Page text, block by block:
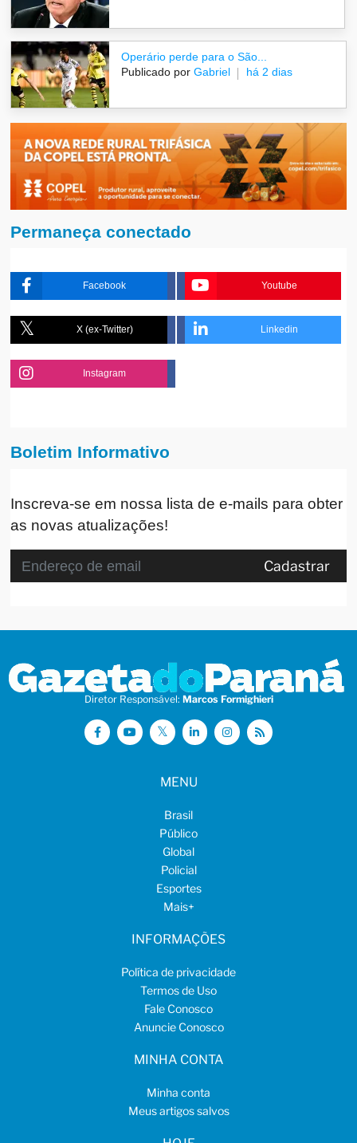
Operário perde para o São...
Publicado por Gabriel há 2 dias
Permaneça conectado
Facebook Youtube
X (ex-Twitter) Linkedin
Instagram
Boletim Informativo
Inscreva-se em nossa lista de e-mails para obter
as novas atualizações!
Cadastrar
Diretor Responsável: Marcos Formighieri
MENU
Brasil
Público
Global
Policial
Esportes
Mais+
INFORMAÇÕES
Política de privacidade
Termos de Uso
Fale Conosco
Anuncie Conosco
MINHA CONTA
Minha conta
Meus artigos salvos